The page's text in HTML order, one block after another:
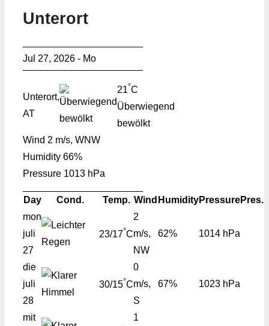
Unterort
Jul 27, 2026 - Mo
Unterort,
AT
21°C
Überwiegend
bewölkt
Wind 2 m/s, WNW
Humidity 66%
Pressure 1013 hPa
Day Cond. Temp. Wind HumidityPressurePres.
mon
juli
27
23/17°C
2
m/s,
NW
62% 1014 hPa
die
juli
28
30/15°C
0
m/s,
S
67% 1023 hPa
mit
1